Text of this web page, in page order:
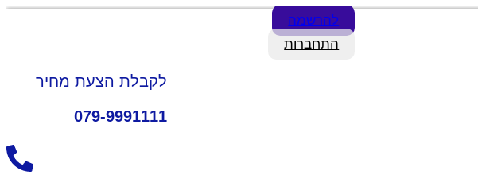
להרשמה
התחברות
לקבלת הצעת מחיר
079-9991111